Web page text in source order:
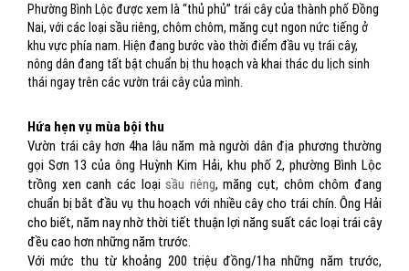
Phường Bình Lộc được xem là “thủ phủ” trái cây của thành phố Đồng
Nai, với các loại sầu riêng, chôm chôm, măng cụt ngon nức tiếng ở
khu vực phía nam. Hiện đang bước vào thời điểm đầu vụ trái cây,
nông dân đang tất bật chuẩn bị thu hoạch và khai thác du lịch sinh
thái ngay trên các vườn trái cây của mình.
Hứa hẹn vụ mùa bội thu
Vườn trái cây hơn 4ha lâu năm mà người dân địa phương thường
gọi Sơn 13 của ông Huỳnh Kim Hải, khu phố 2, phường Bình Lộc
trồng xen canh các loạisầu riêng, măng cụt, chôm chôm đang
chuẩn bị bắt đầu vụ thu hoạch với nhiều cây cho trái chín. Ông Hải
cho biết, năm nay nhờ thời tiết thuận lợi năng suất các loại trái cây
đều cao hơn những năm trước.
Với mức thu từ khoảng 200 triệu đồng/1ha những năm trước,